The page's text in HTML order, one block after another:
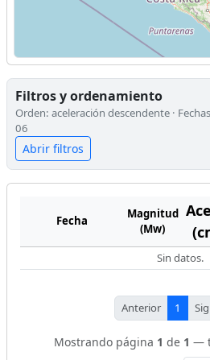
Filtros y ordenamiento
Orden: aceleración descendente ·
06
Abrir filtros
Fecha
Magnitud
(Mw)
Sin datos.
Anterior 1
Mostrando página 1 de 1 —